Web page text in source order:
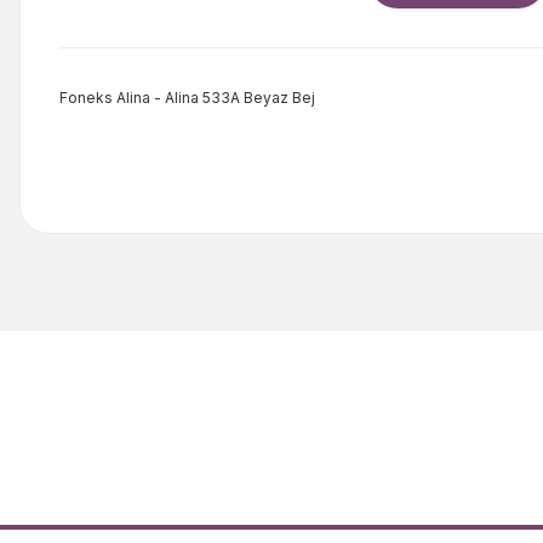
Foneks Alina - Alina 533A Beyaz Bej